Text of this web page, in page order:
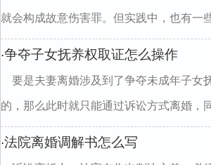
就会构成故意伤害罪。但实践中，也有一
·争夺子女抚养权取证怎么操作
要是夫妻离婚涉及到了争夺未成年子女
的，那么此时就只能通过诉讼方式离婚，
·法院离婚调解书怎么写